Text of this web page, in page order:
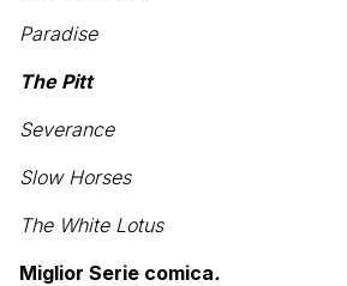
Paradise
The Pitt
Severance
Slow Horses
The White Lotus
Miglior Serie comica.